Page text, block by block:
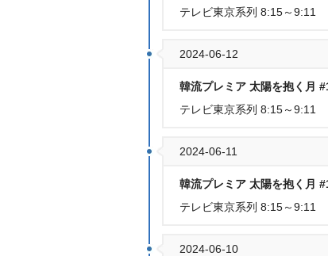
テレビ東京系列 8:15～9:11
2024-06-12
韓流プレミア 太陽を抱く月
テレビ東京系列 8:15～9:11
2024-06-11
韓流プレミア 太陽を抱く月
テレビ東京系列 8:15～9:11
2024-06-10